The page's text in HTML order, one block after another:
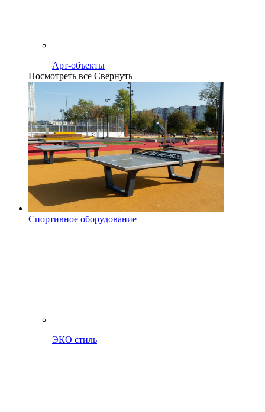
Арт-объекты
Посмотреть все Свернуть
Спортивное оборудование
ЭКО стиль